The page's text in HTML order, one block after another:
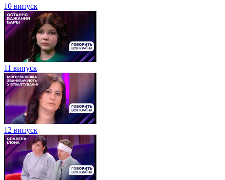
10 випуск
11 випуск
12 випуск